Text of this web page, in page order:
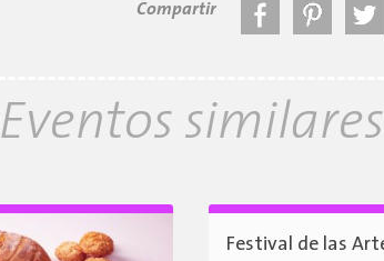
Compartir
Eventos similares
Festival de las